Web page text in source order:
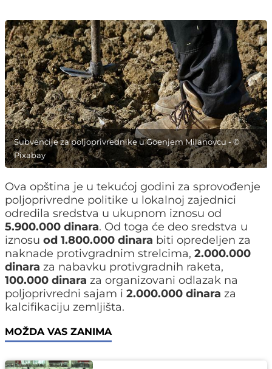
Subvencije za poljoprivrednike u Goenjem Milanovcu - ©
Pixabay
Ova opština je u tekućoj godini za sprovođenje
poljoprivredne politike u lokalnoj zajednici
odredila sredstva u ukupnom iznosu od
5.900.000 dinara. Od toga će deo sredstva u
iznosu od 1.800.000 dinara biti opredeljen za
naknade protivgradnim strelcima, 2.000.000
dinara za nabavku protivgradnih raketa,
100.000 dinara za organizovani odlazak na
poljoprivredni sajam i 2.000.000 dinara za
kalcifikaciju zemljišta.
MOŽDA VAS ZANIMA